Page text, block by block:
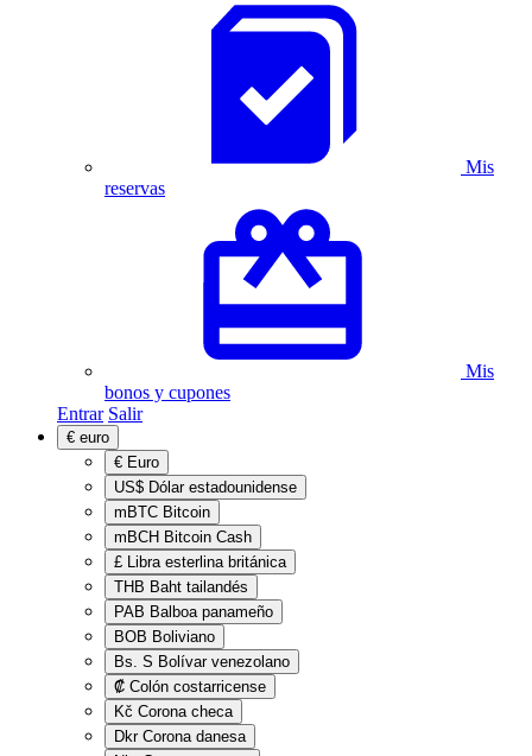
Mis
reservas
Mis
bonos y cupones
Entrar Salir
€ euro
€ Euro
US$ Dólar estadounidense
mBTC Bitcoin
mBCH Bitcoin Cash
£ Libra esterlina británica
THB Baht tailandés
PAB Balboa panameño
BOB Boliviano
Bs. S Bolívar venezolano
₡ Colón costarricense
Kč Corona checa
Dkr Corona danesa